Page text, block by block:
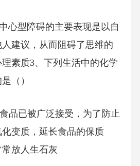
心型障碍的主要表现是以自
建议，从而阻碍了思维的
素质3、下列生活中的化学
（）
品已被广泛接受，为了防止
变质，延长食品的保质
放人生石灰